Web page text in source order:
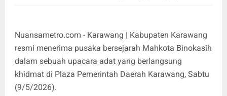
Nuansametro.com - Karawang | Kabupaten Karawang
resmi menerima pusaka bersejarah Mahkota Binokasih
dalam sebuah upacara adat yang berlangsung
khidmat di Plaza Pemerintah Daerah Karawang, Sabtu
(9/5/2026).